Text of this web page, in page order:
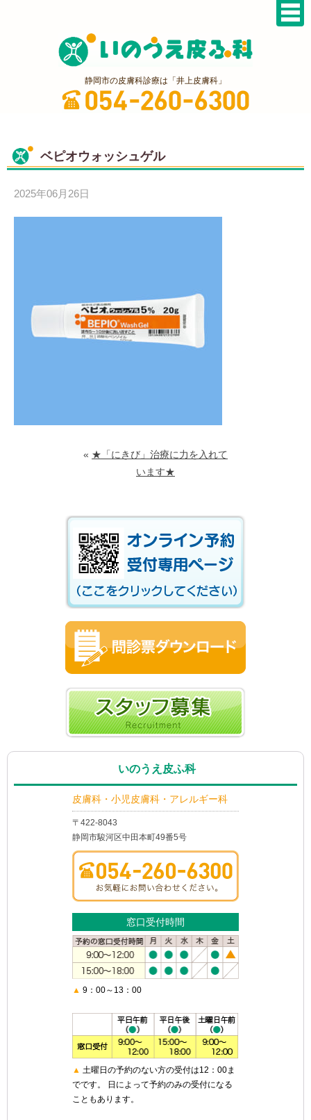
静岡市の皮膚科診療は「井上皮膚科」
ベピオウォッシュゲル
2025年06月26日
« ★「にきび」治療に力を入れて
います★
いのうえ皮ふ科
皮膚科・小児皮膚科・アレルギー科
〒422-8043
静岡市駿河区中田本町49番5号
窓口受付時間
▲ 9：00～13：00
▲ 土曜日の予約のない方の受付は12：00ま
でです。 日によって予約のみの受付になる
こともあります。